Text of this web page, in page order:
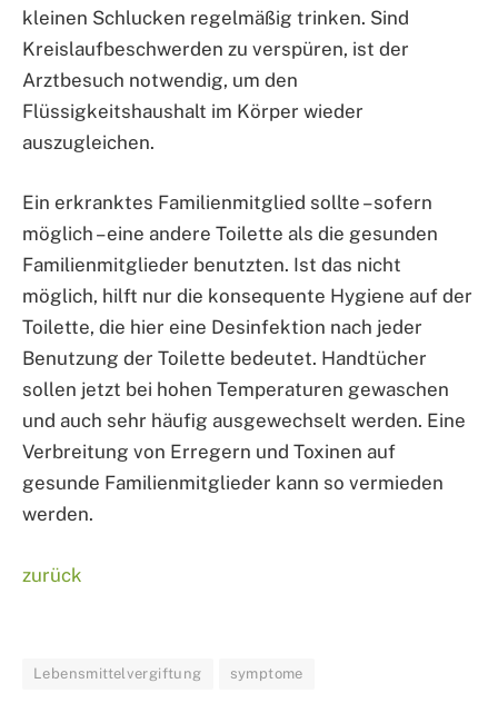
kleinen Schlucken regelmäßig trinken. Sind
Kreislaufbeschwerden zu verspüren, ist der
Arztbesuch notwendig, um den
Flüssigkeitshaushalt im Körper wieder
auszugleichen.
Ein erkranktes Familienmitglied sollte – sofern
möglich – eine andere Toilette als die gesunden
Familienmitglieder benutzten. Ist das nicht
möglich, hilft nur die konsequente Hygiene auf der
Toilette, die hier eine Desinfektion nach jeder
Benutzung der Toilette bedeutet. Handtücher
sollen jetzt bei hohen Temperaturen gewaschen
und auch sehr häufig ausgewechselt werden. Eine
Verbreitung von Erregern und Toxinen auf
gesunde Familienmitglieder kann so vermieden
werden.
zurück
Lebensmittelvergiftung symptome